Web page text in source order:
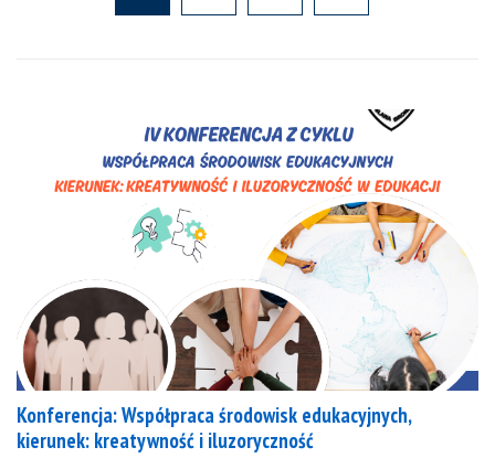
Konferencja: Współpraca środowisk edukacyjnych,
kierunek: kreatywność i iluzoryczność